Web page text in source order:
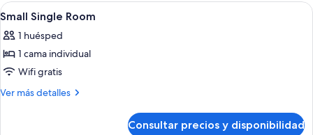
Abrir
todas
las
fotos
de
Small
Caja fuerte, escritorio, cortinas
5
Small Single Room
1 huésped
1 cama individual
Wifi gratis
Ver más detalles
Más
Consultar precios y disponibilidad